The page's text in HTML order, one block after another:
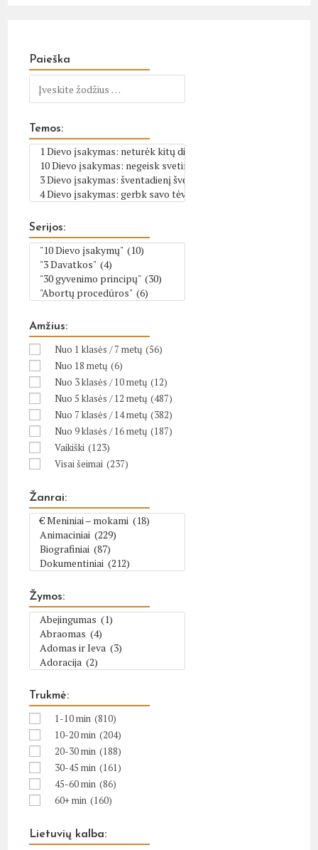
Paieška
Temos:
Serijos:
Amžius:
Nuo 1 klasės / 7 metų (56)
Nuo 18 metų (6)
Nuo 3 klasės / 10 metų (12)
Nuo 5 klasės / 12 metų (487)
Nuo 7 klasės / 14 metų (382)
Nuo 9 klasės / 16 metų (187)
Vaikiški (123)
Visai šeimai (237)
Žanrai:
Žymos:
Trukmė:
1-10 min (810)
10-20 min (204)
20-30 min (188)
30-45 min (161)
45-60 min (86)
60+ min (160)
Lietuvių kalba: